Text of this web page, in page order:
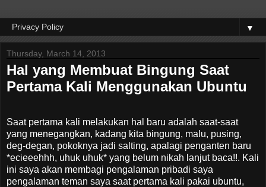
▼
Thursday, March 14, 2013
Hal yang Membuat Bingung Saat
Pertama Kali Menggunakan Ubuntu
Saat pertama kali melakukan hal baru adalah saat-saat
yang menegangkan, kadang kita bingung, malu, pusing,
deg-degan, pokoknya jadi salting, apalagi penganten baru
*ecieeehhh, uhuk uhuk* yang belum nikah lanjut baca!!. Kali
ini saya akan membagi pengalaman pribadi saya
pengalaman teman saya saat pertama kali pakai ubuntu,